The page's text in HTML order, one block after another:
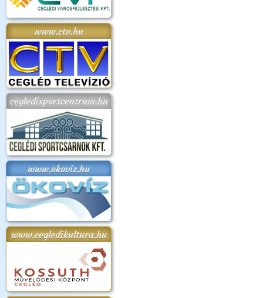
www.ctv.hu
cegledisportcentrum.hu
www.okoviz.hu
www.cegledikultura.hu
2018.
Kossuth Toborzó
Ünnepély
Szent István Ünnepe
(2017. 08. 20.)